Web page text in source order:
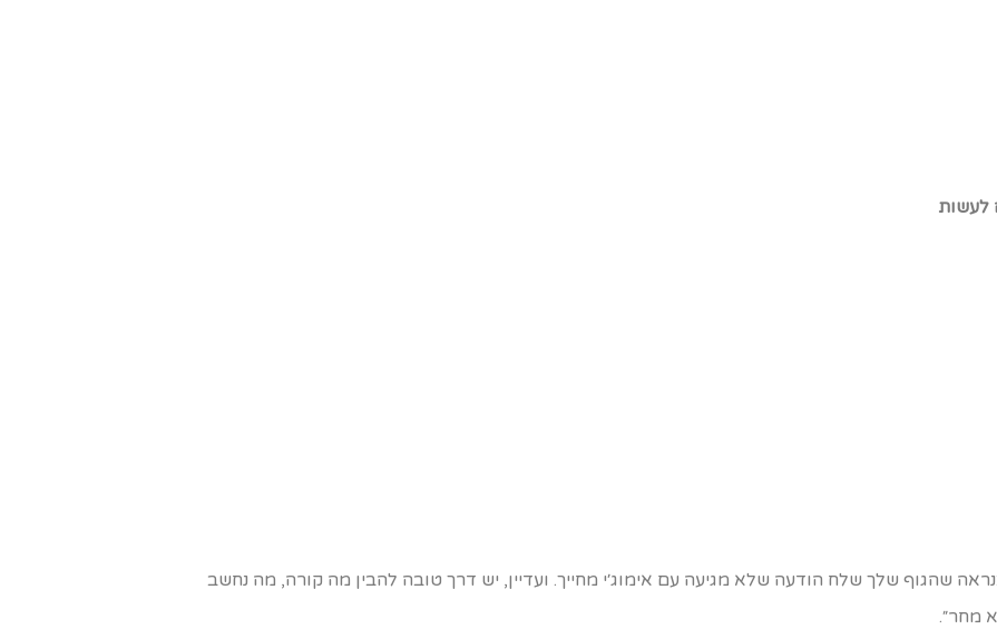
לעשות
שהגוף שלך שלח הודעה שלא מגיעה עם אימוג׳י מחייך. ועדיין, יש דרך טובה להבין מה קורה, מה נחשב
מחר״.